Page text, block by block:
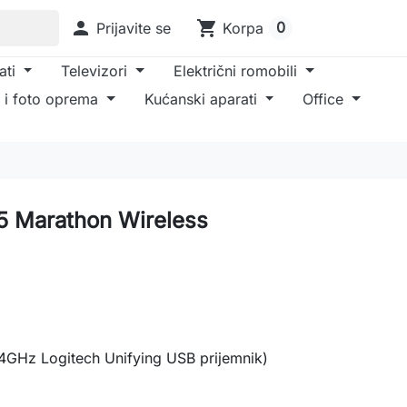
 Prijavite se shopping_cart Korpa 0
Televizori
Električni romobili
i foto oprema Kućanski aparati
Office
Marathon Wireless
Logitech Unifying USB prijemnik)